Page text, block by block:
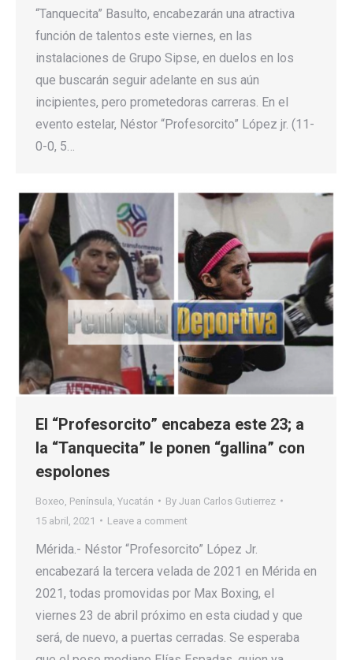
“Tanquecita” Basulto, encabezarán una atractiva
función de talentos este viernes, en las
instalaciones de Grupo Sipse, en duelos en los
que buscarán seguir adelante en sus aún
incipientes, pero prometedoras carreras. En el
evento estelar, Néstor “Profesorcito” López jr. (11-
0-0, 5…
El “Profesorcito” encabeza este 23; a
la “Tanquecita” le ponen “gallina” con
espolones
Boxeo Península Yucatán By Juan Carlos Gutierrez
15 abril, 2021
Leave a comment
Mérida.- Néstor “Profesorcito” López Jr.
encabezará la tercera velada de 2021 en Mérida en
2021, todas promovidas por Max Boxing, el
viernes 23 de abril próximo en esta ciudad y que
será, de nuevo, a puertas cerradas. Se esperaba